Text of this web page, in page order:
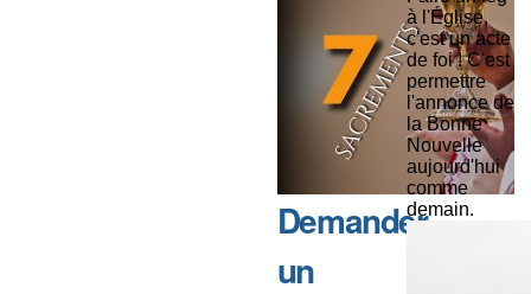
Demander
un
à l'Église,
c'est un acte
de foi ! C'est
permettre
l'annonce de
la Bonne
Nouvelle
aujourd'hui
comme
demain.